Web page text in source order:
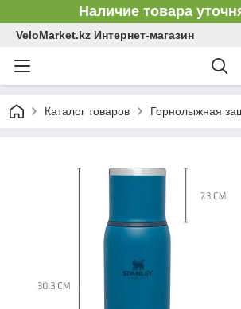
Наличие товара
VeloMarket.kz Интернет-магазин
Каталог товаров Горнолыжная